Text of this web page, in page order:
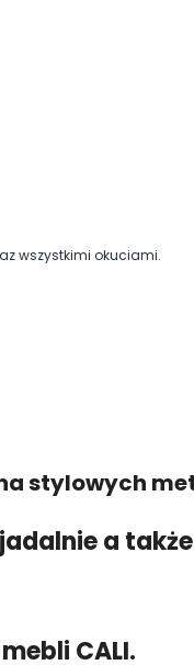
wszystkimi okuciami.
stylowych
a
CALI.